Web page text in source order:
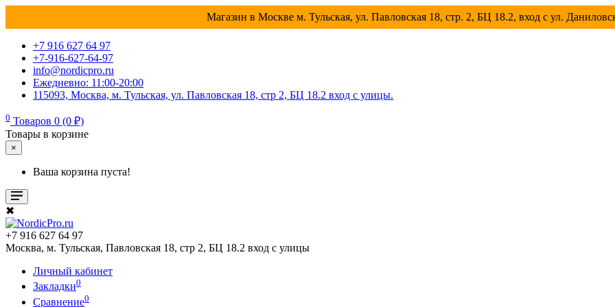
Магазин в Москве м. Тульская, ул. Павловская 18, стр. 2, БЦ 18.2, вход с ул.
+7 916 627 64 97
+7-916-627-64-97
info@nordicpro.ru
Ежедневно: 11:00-20:00
115093, Москва, м. Тульская, ул. Павловская 18, стр 2, БЦ 18.2 вход с улицы.
0 Товаров 0 (0 ₽)
Товары в корзине
×
Ваша корзина пуста!
✖
+7 916 627 64 97
Москва, м. Тульская, Павловская 18, стр 2, БЦ 18.2 вход с улицы
Личный кабинет
Закладки0
Сравнение0